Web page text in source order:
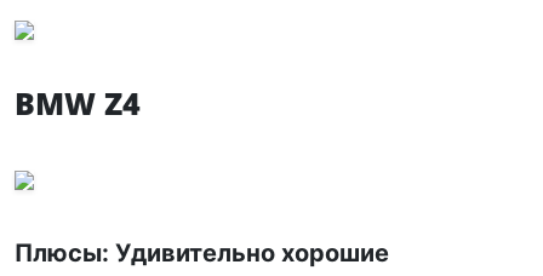
BMW Z4
Плюсы: Удивительно хорошие